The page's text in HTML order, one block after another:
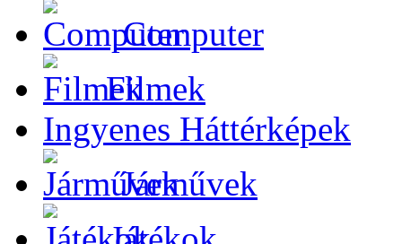
Computer
Filmek
Ingyenes Háttérképek
Járművek